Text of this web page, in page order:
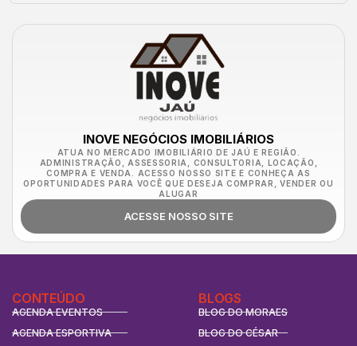
INOVE NEGÓCIOS IMOBILIÁRIOS
ATUA NO MERCADO IMOBILIÁRIO DE JAÚ E REGIÃO.
ADMINISTRAÇÃO, ASSESSORIA, CONSULTORIA, LOCAÇÃO,
COMPRA E VENDA. ACESSO NOSSO SITE E CONHEÇA AS
OPORTUNIDADES PARA VOCÊ QUE DESEJA COMPRAR, VENDER OU
ALUGAR
ACESSE NOSSO SITE
CONTEÚDO
AGENDA EVENTOS
AGENDA ESPORTIVA
BLOGS
BLOG DO MORAES
BLOG DO CÉSAR